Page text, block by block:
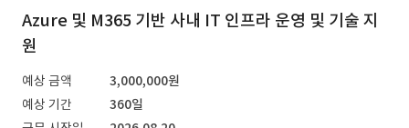
Azure 및 M365 기반 사내 IT 인프라 운영 및 기술 지
원
예상 금액
3,000,000원
예상 기간
360일